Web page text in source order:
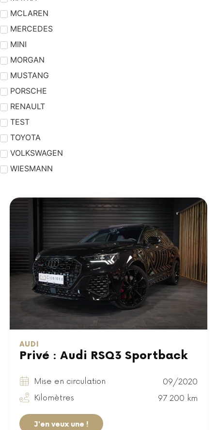
MCLAREN
MERCEDES
MINI
MORGAN
MUSTANG
PORSCHE
RENAULT
TEST
TOYOTA
VOLKSWAGEN
WIESMANN
AUDI
Privé : Audi RSQ3 Sportback
Mise en circulation
09/2020
Kilomètres
97 200 km
J'en veux une !